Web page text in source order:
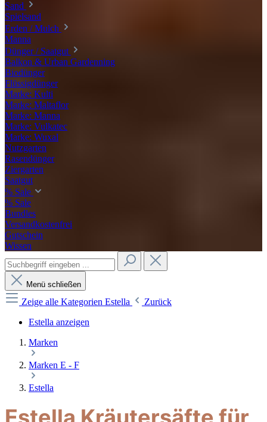
Sand
Spielsand
Erden / Mulch
Manna
Dünger / Saatgut
Balkon & Urban Gardenning
Biodünger
Flüssigdünger
Marke: Kulti
Marke: Maltaflor
Marke: Manna
Marke: Vulkatec
Marke: Wuxal
Nutzgarten
Rasendünger
Ziergarten
Saatgut
% Sale
% Sale
Bundles
Versandkostenfrei
Gutschein
Wissen
Menü schließen
Zeige alle Kategorien Estella
Zurück
Estella anzeigen
Marken
Marken E - F
Estella